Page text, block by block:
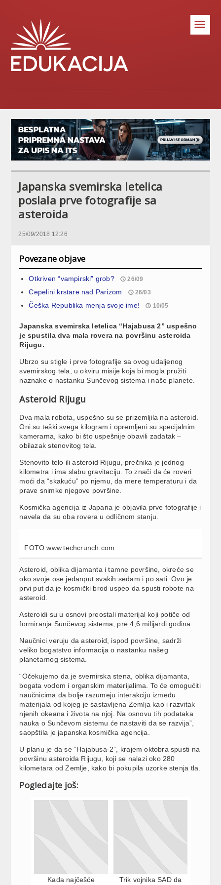
☰
Japanska svemirska letelica
poslala prve fotografije sa
asteroida
25/09/2018 12:26
Povezane objave
Otkriven “vampirski” grob? 26/09
Cepelini krstare nad Parizom 26/03
Češka Republika menja svoje ime! 10/05
Japanska svemirska letelica “Hajabusa 2” uspešno
je spustila dva mala rovera na površinu asteroida
Rijugu.
Ubrzo su stigle i prve fotografije sa ovog udaljenog
svemirskog tela, u okviru misije koja bi mogla pružiti
naznake o nastanku Sunčevog sistema i naše planete.
Asteroid Rijugu
Dva mala robota, uspešno su se prizemljila na asteroid.
Oni su teški svega kilogram i opremljeni su specijalnim
kamerama, kako bi što uspešnije obavili zadatak –
obilazak stenovitog tela.
Stenovito telo ili asteroid Rijugu, prečnika je jednog
kilometra i ima slabu gravitaciju. To znači da će roveri
moći da “skakuću” po njemu, da mere temperaturu i da
prave snimke njegove površine.
Kosmička agencija iz Japana je objavila prve fotografije i
navela da su oba rovera u odličnom stanju.
FOTO:www.techcrunch.com
Asteroid, oblika dijamanta i tamne površine, okreće se
oko svoje ose jedanput svakih sedam i po sati. Ovo je
prvi put da je kosmički brod uspeo da spusti robote na
asteroid.
Asteroidi su u osnovi preostali materijal koji potiče od
formiranja Sunčevog sistema, pre 4,6 milijardi godina.
Naučnici veruju da asteroid, ispod površine, sadrži
veliko bogatstvo informacija o nastanku našeg
planetarnog sistema.
“Očekujemo da je svemirska stena, oblika dijamanta,
bogata vodom i organskim materijalima. To će omogućiti
naučnicima da bolje razumeju interakciju između
materijala od kojeg je sastavljena Zemlja kao i razvitak
njenih okeana i života na njoj. Na osnovu tih podataka
nauka o Sunčevom sistemu će nastaviti da se razvija”,
saopštila je japanska kosmička agencija.
U planu je da se “Hajabusa-2”, krajem oktobra spusti na
površinu asteroida Rijugu, koji se nalazi oko 280
kilometara od Zemlje, kako bi pokupila uzorke stenja tla.
Pogledajte još:
Kada najčešće
Trik vojnika SAD da